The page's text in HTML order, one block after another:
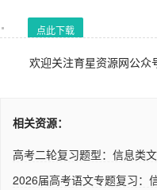
点此下载
欢迎关注育星资源网公众
相关资源：
高考二轮复习题型：信息类
2026届高考语文专题复习：